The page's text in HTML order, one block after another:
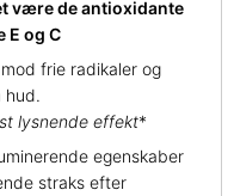
være de antioxidante
E og C
frie radikaler og
hud.
lysnende effekt*
egenskaber
straks efter